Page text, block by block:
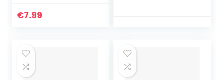
met Verwisselbare
Jongens en
Meisjes, Ideaal
voor
€7.99